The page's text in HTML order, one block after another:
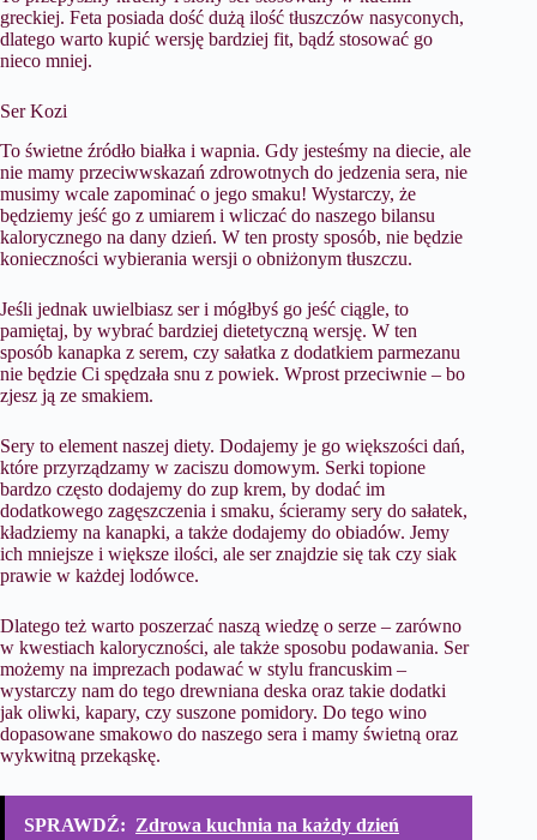
greckiej. Feta posiada dość dużą ilość tłuszczów nasyconych,
dlatego warto kupić wersję bardziej fit, bądź stosować go
nieco mniej.
Ser Kozi
To świetne źródło białka i wapnia. Gdy jesteśmy na diecie, ale
nie mamy przeciwwskazań zdrowotnych do jedzenia sera, nie
musimy wcale zapominać o jego smaku! Wystarczy, że
będziemy jeść go z umiarem i wliczać do naszego bilansu
kalorycznego na dany dzień. W ten prosty sposób, nie będzie
konieczności wybierania wersji o obniżonym tłuszczu.
Jeśli jednak uwielbiasz ser i mógłbyś go jeść ciągle, to
pamiętaj, by wybrać bardziej dietetyczną wersję. W ten
sposób kanapka z serem, czy sałatka z dodatkiem parmezanu
nie będzie Ci spędzała snu z powiek. Wprost przeciwnie – bo
zjesz ją ze smakiem.
Sery to element naszej diety. Dodajemy je go większości dań,
które przyrządzamy w zaciszu domowym. Serki topione
bardzo często dodajemy do zup krem, by dodać im
dodatkowego zagęszczenia i smaku, ścieramy sery do sałatek,
kładziemy na kanapki, a także dodajemy do obiadów. Jemy
ich mniejsze i większe ilości, ale ser znajdzie się tak czy siak
prawie w każdej lodówce.
Dlatego też warto poszerzać naszą wiedzę o serze – zarówno
w kwestiach kaloryczności, ale także sposobu podawania. Ser
możemy na imprezach podawać w stylu francuskim –
wystarczy nam do tego drewniana deska oraz takie dodatki
jak oliwki, kapary, czy suszone pomidory. Do tego wino
dopasowane smakowo do naszego sera i mamy świetną oraz
wykwitną przekąskę.
SPRAWDŹ: Zdrowa kuchnia na każdy dzień